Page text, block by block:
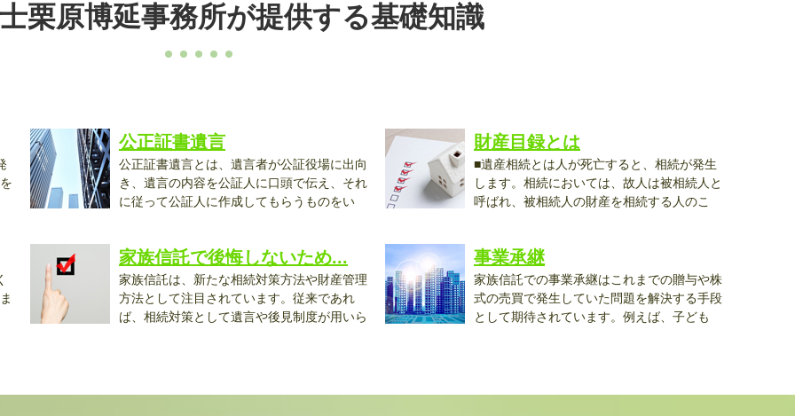
栗原博延事務所が提供する基礎知識
公正証書遺言
公正証書遺言とは、遺言者が公証役場に出向
き、遺言の内容を公証人に口頭で伝え、それ
に従って公証人に作成してもらうものをい
財産目録とは
■遺産相続とは人が死亡すると、相続が発生
します。相続においては、故人は被相続人と
呼ばれ、被相続人の財産を相続する人のこ
家族信託で後悔しないため...
家族信託は、新たな相続対策方法や財産管理
方法として注目されています。従来であれ
ば、相続対策として遺言や後見制度が用いら
事業承継
家族信託での事業承継はこれまでの贈与や株
式の売買で発生していた問題を解決する手段
として期待されています。例えば、子ども